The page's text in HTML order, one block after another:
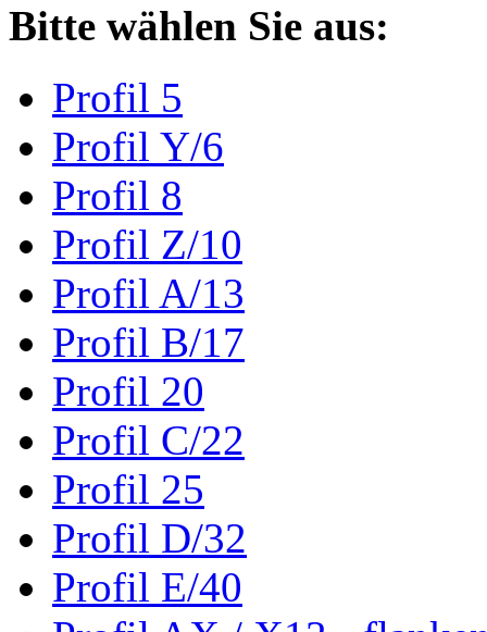
Bitte wählen Sie aus:
Profil 5
Profil Y/6
Profil 8
Profil Z/10
Profil A/13
Profil B/17
Profil 20
Profil C/22
Profil 25
Profil D/32
Profil E/40